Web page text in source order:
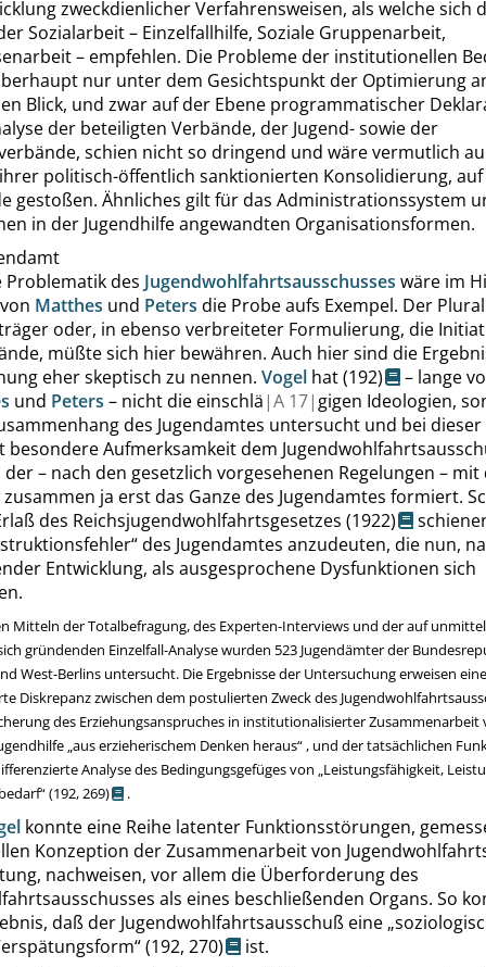
zweckdienlicher Verfahrensweisen, als welche sich
Sozialarbeit – Einzelfallhilfe, Soziale Gruppenarbeit,
– empfehlen. Die Probleme der institutionellen
nur unter dem Gesichtspunkt der Optimierung
Blick, und zwar auf der Ebene programmatischer
der beteiligten Verbände, der Jugend- sowie der
schien nicht so dringend und wäre vermutlich
politisch-öffentlich sanktionierten Konsolidierung, auf
gestoßen. Ähnliches gilt für das Administrationssystem
in der Jugendhilfe angewandten Organisationsformen.
Problematik des Jugendwohlfahrtsausschusses wäre im
Matthes und Peters die Probe aufs Exempel. Der
oder, in ebenso verbreiteter Formulierung, die
müßte sich hier bewähren. Auch hier sind die
eher skeptisch zu nennen. Vogel hat(192)
– lange
und Peters – nicht die einschlä |A 17| gigen Ideologien,
des Jugendamtes untersucht und bei dieser
besondere Aufmerksamkeit dem
– nach den gesetzlich vorgesehenen Regelungen – mit
ja erst das Ganze des Jugendamtes formiert.
des Reichsjugendwohlfahrtsgesetzes (1922)
“des Jugendamtes anzudeuten, die nun,
Entwicklung, als ausgesprochene Dysfunktionen sich
Mitteln der Totalbefragung, des Experten-Interviews und der auf
gründenden Einzelfall-Analyse wurden 523 Jugendämter der
West-Berlins untersucht. Die Ergebnisse der Untersuchung erweisen eine
Diskrepanz zwischen dem postulierten Zweck des
des Erziehungsanspruches in institutionalisierter Zusammenarbeit
„aus erzieherischem Denken heraus“, und der tatsächlichen
Analyse des Bedingungsgefüges von „Leistungsfähigkeit,
“(192,269) .
konnte eine Reihe latenter Funktionsstörungen,
Konzeption der Zusammenarbeit von
nachweisen, vor allem die Überforderung des
als eines beschließenden Organs. So
daß der Jugendwohlfahrtsausschuß eine „
“(192, 270)
ist.